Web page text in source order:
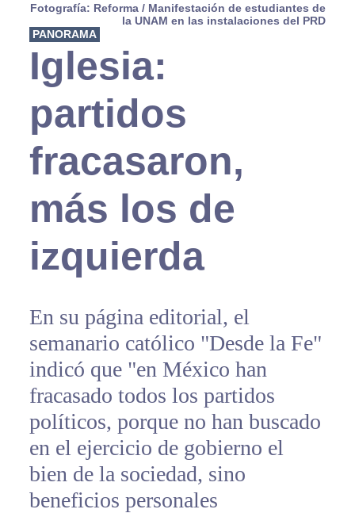
Fotografía: Reforma / Manifestación de estudiantes de
la UNAM en las instalaciones del PRD
PANORAMA
Iglesia:
partidos
fracasaron,
más los de
izquierda
En su página editorial, el
semanario católico "Desde la Fe"
indicó que "en México han
fracasado todos los partidos
políticos, porque no han buscado
en el ejercicio de gobierno el
bien de la sociedad, sino
beneficios personales